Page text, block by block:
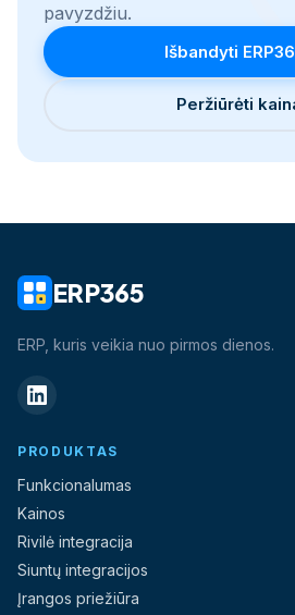
pavyzdžiu.
Išbandyti
Peržiūrėti
ERP365
ERP, kuris veikia nuo pirmos dienos.
PRODUKTAS
Funkcionalumas
Kainos
Rivilė integracija
Siuntų integracijos
Įrangos priežiūra